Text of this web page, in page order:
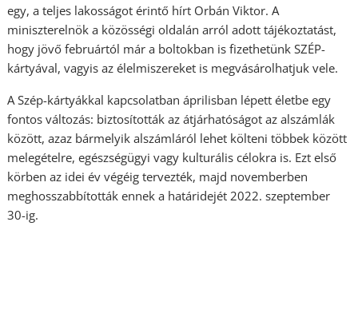
egy, a teljes lakosságot érintő hírt Orbán Viktor. A
miniszterelnök a közösségi oldalán arról adott tájékoztatást,
hogy jövő februártól már a boltokban is fizethetünk SZÉP-
kártyával, vagyis az élelmiszereket is megvásárolhatjuk vele.
A Szép-kártyákkal kapcsolatban áprilisban lépett életbe egy
fontos változás: biztosították az átjárhatóságot az alszámlák
között, azaz bármelyik alszámláról lehet költeni többek között
melegételre, egészségügyi vagy kulturális célokra is. Ezt első
körben az idei év végéig tervezték, majd novemberben
meghosszabbították ennek a határidejét 2022. szeptember
30-ig.